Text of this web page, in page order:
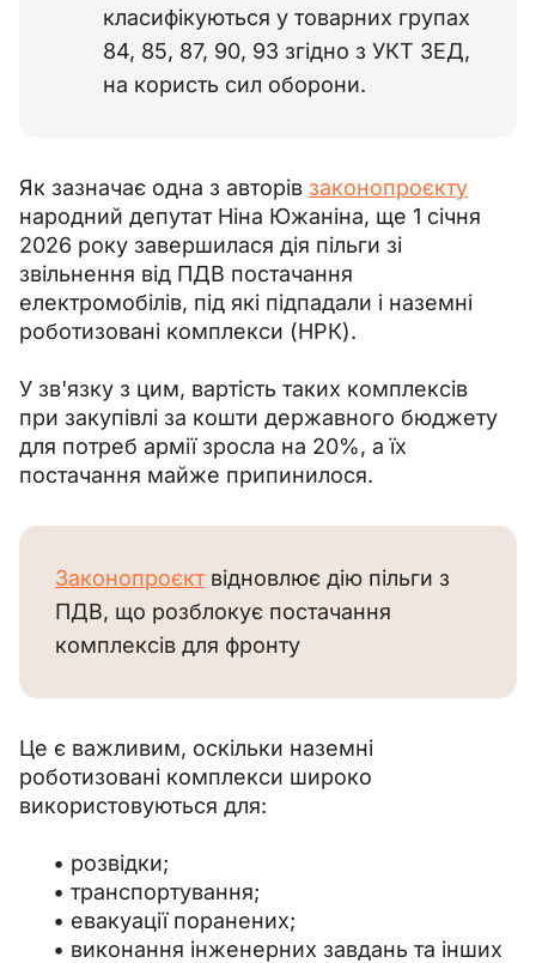
класифікуються у товарних групах
84, 85, 87, 90, 93 згідно з УКТ ЗЕД,
на користь сил оборони.
Як зазначає одна з авторів законопроєкту
народний депутат Ніна Южаніна, ще 1 січня
2026 року завершилася дія пільги зі
звільнення від ПДВ постачання
електромобілів, під які підпадали і наземні
роботизовані комплекси (НРК).
У зв'язку з цим, вартість таких комплексів
при закупівлі за кошти державного бюджету
для потреб армії зросла на 20%, а їх
постачання майже припинилося.
Законопроєкт відновлює дію пільги з
ПДВ, що розблокує постачання
комплексів для фронту
Це є важливим, оскільки наземні
роботизовані комплекси широко
використовуються для:
розвідки;
транспортування;
евакуації поранених;
виконання інженерних завдань та інших